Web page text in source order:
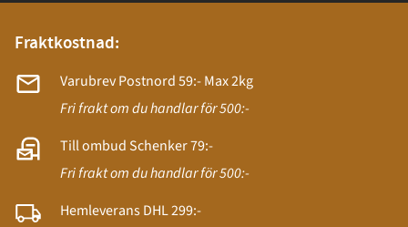
Fraktkostnad:
Varubrev Postnord 59:- Max 2kg
Fri frakt om du handlar för 500:-
Till ombud Schenker 79:-
Fri frakt om du handlar för 500:-
Hemleverans DHL 299:-